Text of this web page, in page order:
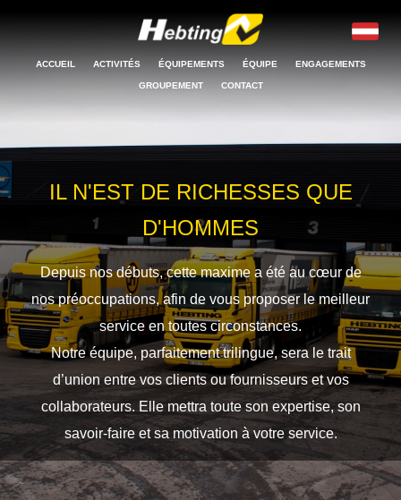
ACCUEIL ACTIVITÉS ÉQUIPEMENTS ÉQUIPE ENGAGEMENTS
GROUPEMENT CONTACT
IL N'EST DE RICHESSES QUE
D'HOMMES
Depuis nos débuts, cette maxime a été au cœur de
nos préoccupations, afin de vous proposer le meilleur
service en toutes circonstances.
Notre équipe, parfaitement trilingue, sera le trait
d’union entre vos clients ou fournisseurs et vos
collaborateurs. Elle mettra toute son expertise, son
savoir-faire et sa motivation à votre service.